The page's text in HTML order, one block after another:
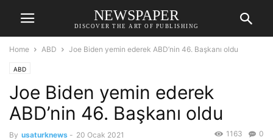
NEWSPAPER
DISCOVER THE ART OF PUBLISHING
Home ABD Joe Biden yemin ederek ABD’nin 46. Başkanı oldu
ABD
Joe Biden yemin ederek
ABD’nin 46. Başkanı oldu
By usaturknews - 20 Ocak 2021 0
1163